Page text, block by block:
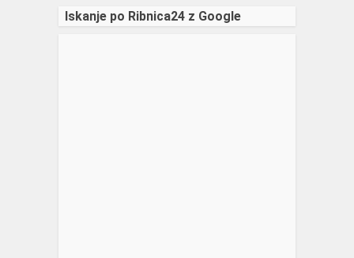
Iskanje po Ribnica24 z Google